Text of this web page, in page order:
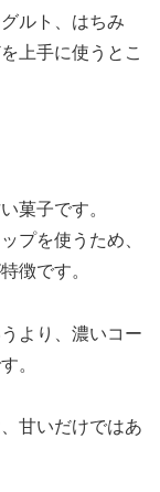
ルト、はちみ
上手に使うとこ
菓子です。
プを使うため、
徴です。
より、濃いコー
。
甘いだけではあ